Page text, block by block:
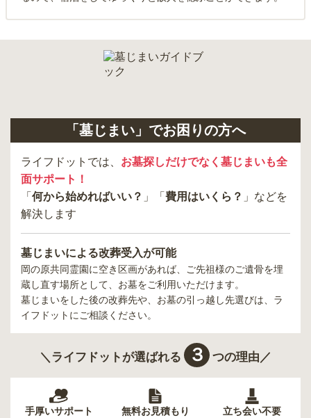
「墓じまい」でお困りの方へ
ライフドットでは、 お墓探しだけでなく墓じまいも全
面サポート！
「 何から始めればいい？ 」「 費用はいくら？ 」などを
解決します
墓じまいによる改葬受入が可能
岡の原共同霊園に空き区画があれば、ご先祖様のご遺骨を埋
蔵し直す場所として、お墓をご利用いただけます。
墓じまいをした後の改葬先や、お墓の引っ越し先選びは、ラ
イフドットにご相談ください。
＼ライフドットが選ばれる ３ つの理由／
手厚いサポート 無料お見積もり 立ち会い不要